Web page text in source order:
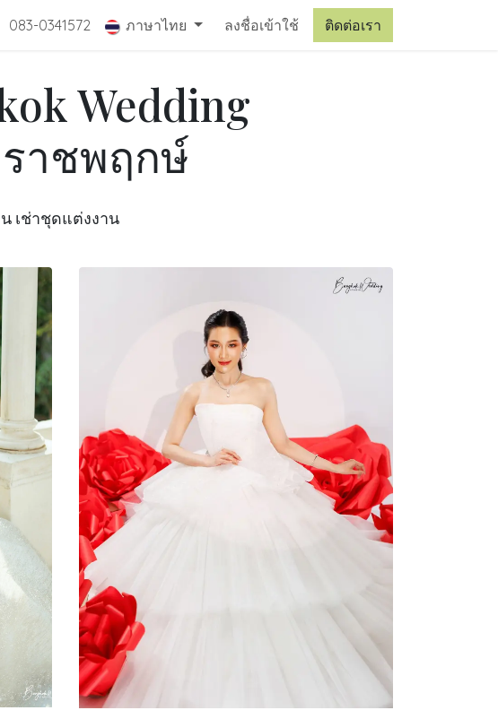
เรา ติดต่อเรา
083-0341572 ภาษาไทย ลงชื่อเข้าใช้ ติดต่อเรา
Wedding
าชพฤกษ์
เช่าชุดแต่งงาน